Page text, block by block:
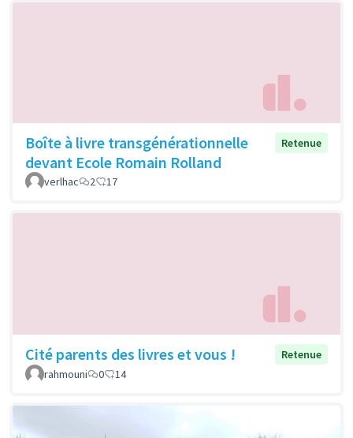
Boîte à livre transgénérationnelle
devant Ecole Romain Rolland
Retenue
verlhac 2 17
Cité parents des livres et vous !
Retenue
rahmouni
0 14